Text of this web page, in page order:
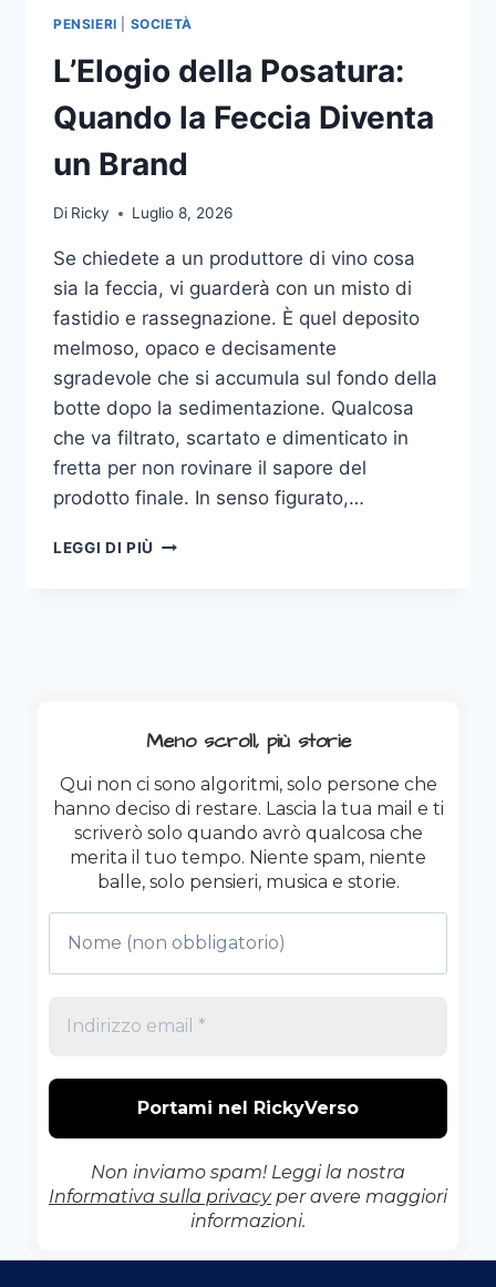
PENSIERI SOCIETÀ
L’Elogio della Posatura:
Quando la Feccia Diventa
un Brand
Di Ricky Luglio 8, 2026
Se chiedete a un produttore di vino cosa
sia la feccia, vi guarderà con un misto di
fastidio e rassegnazione. È quel deposito
melmoso, opaco e decisamente
sgradevole che si accumula sul fondo della
botte dopo la sedimentazione. Qualcosa
che va filtrato, scartato e dimenticato in
fretta per non rovinare il sapore del
prodotto finale. In senso figurato,…
LEGGI DI PIÙ L’ELOGIO
Meno scroll, più storie
Qui non ci sono algoritmi, solo persone che
hanno deciso di restare. Lascia la tua mail e ti
scriverò solo quando avrò qualcosa che
merita il tuo tempo. Niente spam, niente
balle, solo pensieri, musica e storie.
Non inviamo spam! Leggi la nostra
Informativa sulla privacyper avere maggiori
informazioni.